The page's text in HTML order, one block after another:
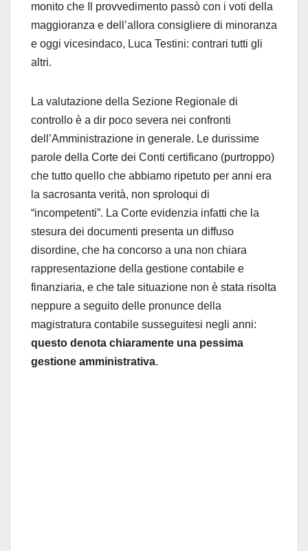
monito che Il provvedimento passò con i voti della
maggioranza e dell’allora consigliere di minoranza
e oggi vicesindaco, Luca Testini: contrari tutti gli
altri.
La valutazione della Sezione Regionale di
controllo è a dir poco severa nei confronti
dell’Amministrazione in generale. Le durissime
parole della Corte dei Conti certificano (purtroppo)
che tutto quello che abbiamo ripetuto per anni era
la sacrosanta verità, non sproloqui di
“incompetenti”. La Corte evidenzia infatti che la
stesura dei documenti presenta un diffuso
disordine, che ha concorso a una non chiara
rappresentazione della gestione contabile e
finanziaria, e che tale situazione non è stata risolta
neppure a seguito delle pronunce della
magistratura contabile susseguitesi negli anni:
questo denota chiaramente una pessima
gestione amministrativa.